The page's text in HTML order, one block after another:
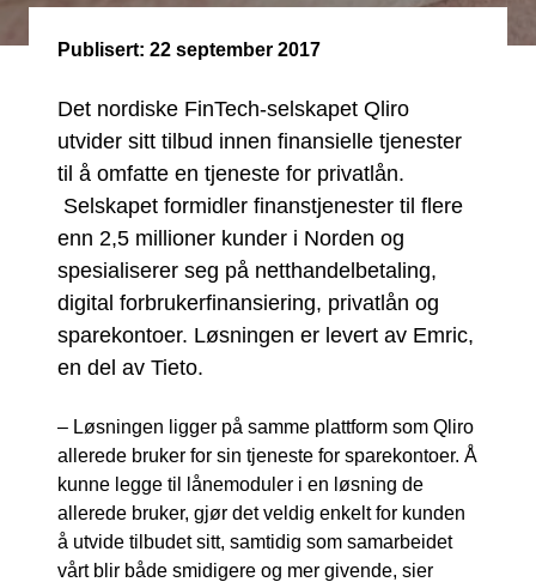
Publisert: 22 september 2017
Det nordiske FinTech-selskapet Qliro
utvider sitt tilbud innen finansielle tjenester
til å omfatte en tjeneste for privatlån.
Selskapet formidler finanstjenester til flere
enn 2,5 millioner kunder i Norden og
spesialiserer seg på netthandelbetaling,
digital forbrukerfinansiering, privatlån og
sparekontoer. Løsningen er levert av Emric,
en del av Tieto.
– Løsningen ligger på samme plattform som Qliro
allerede bruker for sin tjeneste for sparekontoer. Å
kunne legge til lånemoduler i en løsning de
allerede bruker, gjør det veldig enkelt for kunden
å utvide tilbudet sitt, samtidig som samarbeidet
vårt blir både smidigere og mer givende, sier